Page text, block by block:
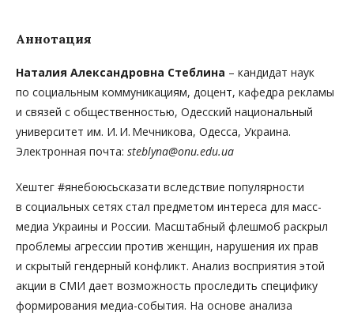
Аннотация
Наталия Александровна Стеблина – кандидат наук
по социальным коммуникациям, доцент, кафедра рекламы
и связей с общественностью, Одесский национальный
университет им. И. И. Мечникова, Одесса, Украина.
Электронная почта: steblyna@onu.edu.ua
Хештег #янебоюсьсказати вследствие популярности
в социальных сетях стал предметом интереса для масc-
медиа Украины и России. Масштабный флешмоб раскрыл
проблемы агрессии против женщин, нарушения их прав
и скрытый гендерный конфликт. Анализ восприятия этой
акции в СМИ дает возможность проследить специфику
формирования медиа-события. На основе анализа